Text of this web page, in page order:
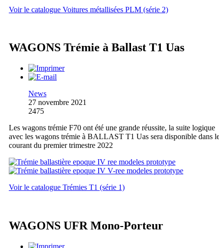
Voir le catalogue Voitures métallisées PLM (série 2)
WAGONS Trémie à Ballast T1 Uas
News
27 novembre 2021
2475
Les wagons trémie F70 ont été une grande réussite, la suite logique
avec les wagons trémie à BALLAST T1 Uas sera disponible dans
courant du premier trimestre 2022
Voir le catalogue Trémies T1 (série 1)
WAGONS UFR Mono-Porteur